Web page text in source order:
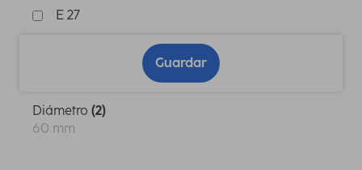
E 27
Guardar
Diámetro (2)
60 mm